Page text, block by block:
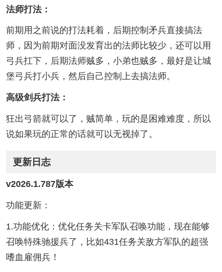
法师打法：
前期用之前说的打法耗着，后期控制矛兵直接搞法
师，因为前期对面没发育出的法师比较少，还可以用
弓兵扛下，后期法师贼多，小弟也贼多，最好是让城
堡弓兵打小兵，然后自己控制上去搞法师。
高级剑兵打法：
狂出弓箭就可以了，贼简单，玩的是困难难度，所以
说如果玩的正常的话就可以无视掉了。
更新日志
v2026.1.787版本
功能更新：
1.功能优化：优化任务关卡军队召唤功能，现在能够
召唤特殊驰援兵了，比如431任务关敌方军队的超强
嗜血雇佣兵！